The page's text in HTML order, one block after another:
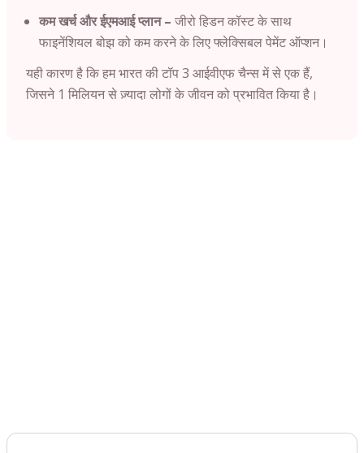
कम खर्च और ईएमआई प्लान – जीरो हिडन कॉस्ट के साथ
फाइनेंशियल बोझ को कम करने के लिए फ्लेक्सिबल पेमेंट ऑप्शन।
यही कारण है कि हम भारत की टॉप 3 आईवीएफ चैन्स में से एक हैं,
जिसने 1 मिलियन से ज़्यादा लोगों के जीवन को प्रभावित किया है।